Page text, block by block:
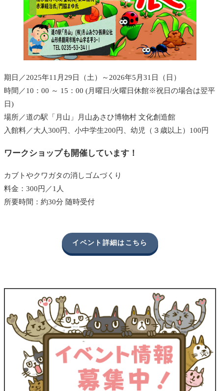
期日／2025年11月29日（土）～2026年5月31日（日）
時間／10：00 ～ 15：00 (月曜日/火曜日休館※祝日の場合は翌平
日)
場所／道の駅「月山」月山あさひ博物村 文化創造館
入館料／大人300円、小中学生200円、幼児（３歳以上）100円
ワークショップも開催しています！
カブトやクワガタの消しゴムづくり
料金：300円／1人
所要時間：約30分 随時受付
イベント詳細はこちら